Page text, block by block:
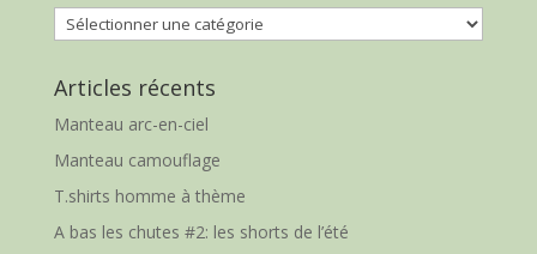
Catégories
Articles récents
Manteau arc-en-ciel
Manteau camouflage
T.shirts homme à thème
A bas les chutes #2: les shorts de l’été